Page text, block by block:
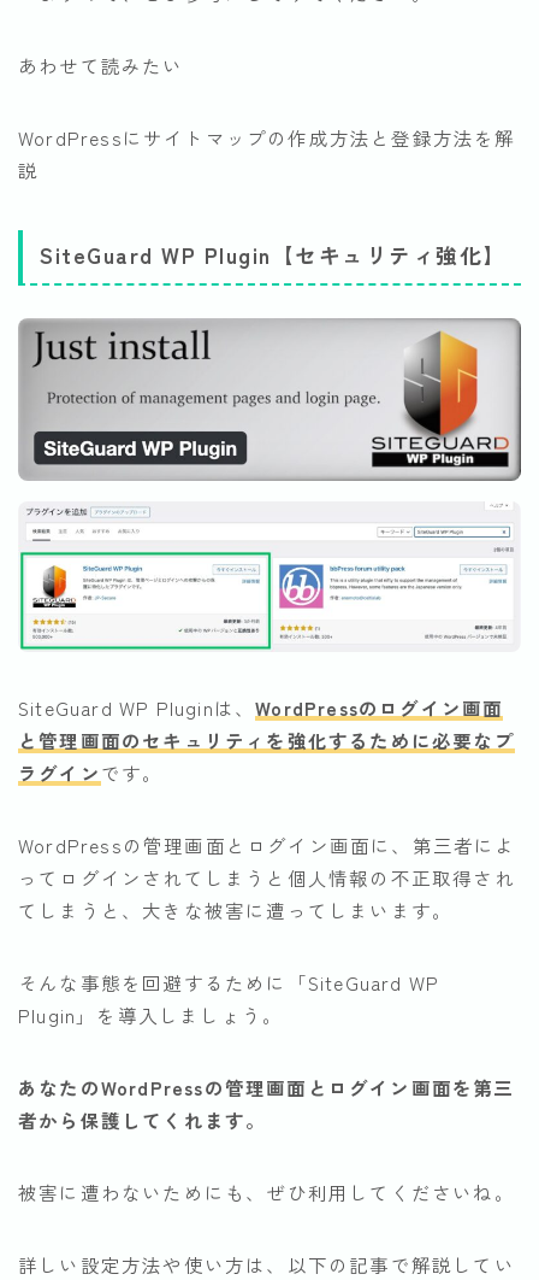
あわせて読みたい
WordPressにサイトマップの作成方法と登録方法を解
説
SiteGuard WP Plugin【セキュリティ強化】
SiteGuard WP Pluginは、WordPressのログイン画面
と管理画面のセキュリティを強化するために必要なプ
ラグインです。
WordPressの管理画面とログイン画面に、第三者によ
ってログインされてしまうと個人情報の不正取得され
てしまうと、大きな被害に遭ってしまいます。
そんな事態を回避するために「SiteGuard WP
Plugin」を導入しましょう。
あなたのWordPressの管理画面とログイン画面を第三
者から保護してくれます。
被害に遭わないためにも、ぜひ利用してくださいね。
詳しい設定方法や使い方は、以下の記事で解説してい